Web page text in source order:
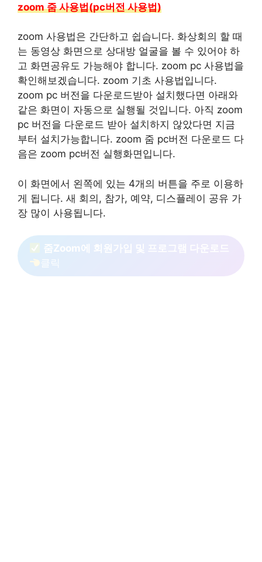
zoom 줌 사용법(pc버전 사용법)
zoom 사용법은 간단하고 쉽습니다. 화상회의 할 때
는 동영상 화면으로 상대방 얼굴을 볼 수 있어야 하
고 화면공유도 가능해야 합니다. zoom pc 사용법을
확인해보겠습니다. zoom 기초 사용법입니다.
zoom pc 버전을 다운로드받아 설치했다면 아래와
같은 화면이 자동으로 실행될 것입니다. 아직 zoom
pc 버전을 다운로드 받아 설치하지 않았다면 지금
부터 설치가능합니다. zoom 줌 pc버전 다운로드 다
음은 zoom pc버전 실행화면입니다.
이 화면에서 왼쪽에 있는 4개의 버튼을 주로 이용하
게 됩니다. 새 회의, 참가, 예약, 디스플레이 공유 가
장 많이 사용됩니다.
줌Zoom에 회원가입 및 프로그램 다운로드
클릭